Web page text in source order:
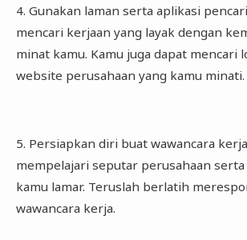
4. Gunakan laman serta aplikasi
mencari kerjaan yang layak dengan
minat kamu. Kamu juga dapat mencari
website perusahaan yang kamu minati.
5. Persiapkan diri buat wawancara
mempelajari seputar perusahaan
kamu lamar. Teruslah berlatih
wawancara kerja.